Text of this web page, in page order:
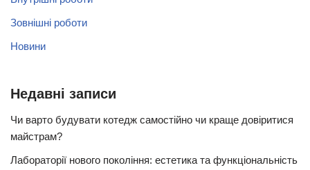
Зовнішні роботи
Новини
Недавні записи
Чи варто будувати котедж самостійно чи краще довіритися
майстрам?
Лабораторії нового покоління: естетика та функціональність